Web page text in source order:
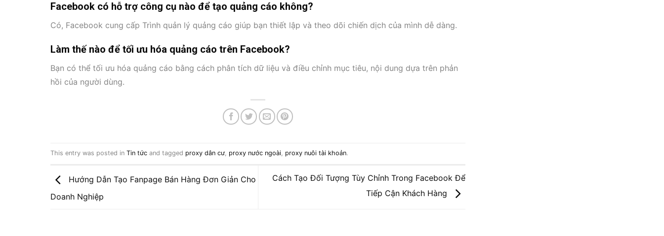
Facebook có hỗ trợ công cụ nào để tạo quảng cáo không?
Có, Facebook cung cấp Trình quản lý quảng cáo giúp bạn thiết lập và theo dõi chiến dịch của mình dễ dàng.
Làm thế nào để tối ưu hóa quảng cáo trên Facebook?
Bạn có thể tối ưu hóa quảng cáo bằng cách phân tích dữ liệu và điều chỉnh mục tiêu, nội dung dựa trên phản
hồi của người dùng.
This entry was posted in Tin tức and tagged proxy dân cư, proxy nước ngoài, proxy nuôi tài khoản.
Hướng Dẫn Tạo Fanpage Bán Hàng Đơn Giản Cho
Doanh Nghiệp
Cách Tạo Đối Tượng Tùy Chỉnh Trong Facebook Để
Tiếp Cận Khách Hàng